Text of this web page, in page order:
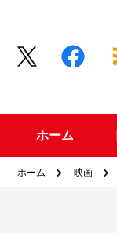
ホーム
ホーム 映画